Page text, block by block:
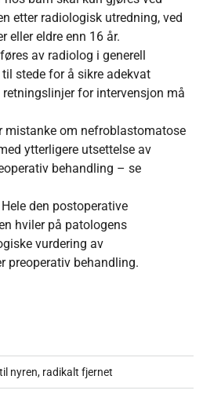
etter radiologisk utredning, ved
eller eldre enn 16 år.
av radiolog i generell
stede for å sikre adekvat
for intervensjon må
mistanke om nefroblastomatose
ytterligere utsettelse av
behandling – se
den postoperative
hviler på patologens
vurdering av
preoperativ behandling.
nyren, radikalt fjernet